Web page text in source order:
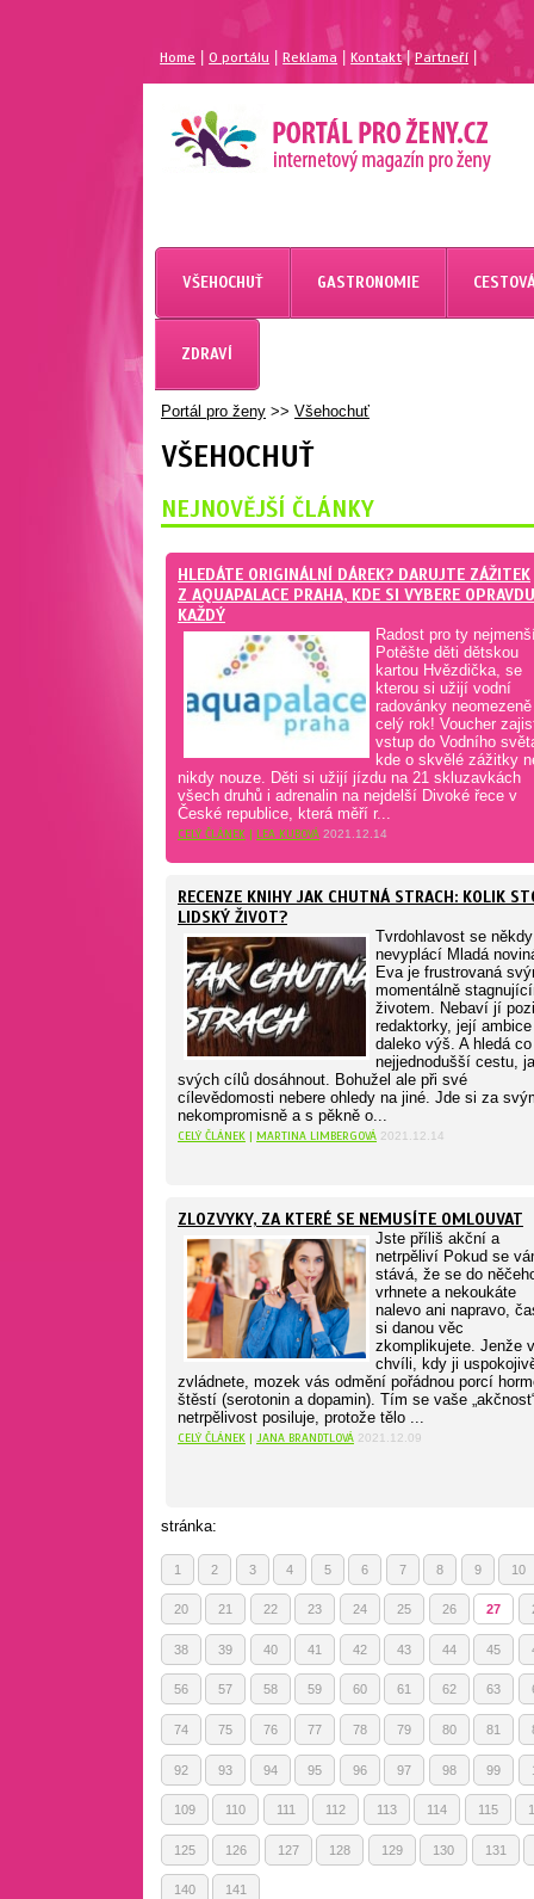
Home |O portálu Reklama Kontakt| Partneří
VŠEHOCHUŤ GASTRONOMIE
ZDRAVÍ
Portál pro ženy >> Všehochuť
VŠEHOCHUŤ
NEJNOVĚJŠÍ ČLÁNKY
HLEDÁTE ORIGINÁLNÍ DÁREK? DARUJTE ZÁŽITEK
Z AQUAPALACE PRAHA, KDE SI VYBERE OPRAVDU
KAŽDÝ
Radost pro ty
Potěšte děti dětskou
kartou Hvězdička, se
kterou si užijí vodní
radovánky
celý rok! Voucher
vstup do Vodního
kde o skvělé zážitky
nikdy nouze. Děti si užijí jízdu na 21 skluzavkách
všech druhů i adrenalin na nejdelší Divoké řece v
České republice, která měří r...
CELÝ ČLÁNEK | LEA KUBOVÁ 2021.12.14
RECENZE KNIHY JAK CHUTNÁ STRACH: KOLIK
LIDSKÝ ŽIVOT?
Tvrdohlavost se někdy
nevyplácí Mladá
Eva je frustrovaná
momentálně
životem. Nebaví jí
redaktorky, její
daleko výš. A hledá co
nejjednodušší cestu,
svých cílů dosáhnout. Bohužel ale při své
cílevědomosti nebere ohledy na jiné. Jde si za
nekompromisně a s pěkně o...
CELÝ ČLÁNEK | MARTINA LIMBERGOVÁ 2021.12.14
ZLOZVYKY, ZA KTERÉ SE NEMUSÍTE OMLOUVAT
Jste příliš akční a
netrpěliví Pokud se
stává, že se do
vrhnete a nekoukáte
nalevo ani napravo,
si danou věc
zkomplikujete. Jenže
chvíli, kdy ji
zvládnete, mozek vás odmění pořádnou porcí
štěstí (serotonin a dopamin). Tím se vaše
netrpělivost posiluje, protože tělo ...
CELÝ ČLÁNEK | JANA BRANDTLOVÁ 2021.12.09
stránka:
1 2 3 4 5 6 7 8 9 10
20 21 22 23 24 25 26 27
38 39 40 41 42 43 44 45
56 57 58 59 60 61 62 63
74 75 76 77 78 79 80 81
92 93 94 95 96 97 98 99
109 110 111 112 113 114 115
125 126 127 128 129 130 131
140 141